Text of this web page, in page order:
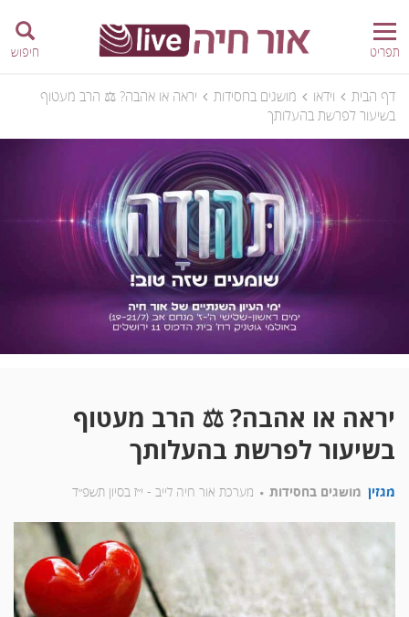
תפריט חיפוש
דף הבית וידאו מושגים בחסידות
יראה או אהבה? ⚖ הרב מעטוף
בשיעור לפרשת בהעלותך
יראה או אהבה? ⚖ הרב מעטוף
בשיעור לפרשת בהעלותך
מגזין מושגים בחסידות מערכת אור חיה לייב - י״ז בסיון תשפ״ד